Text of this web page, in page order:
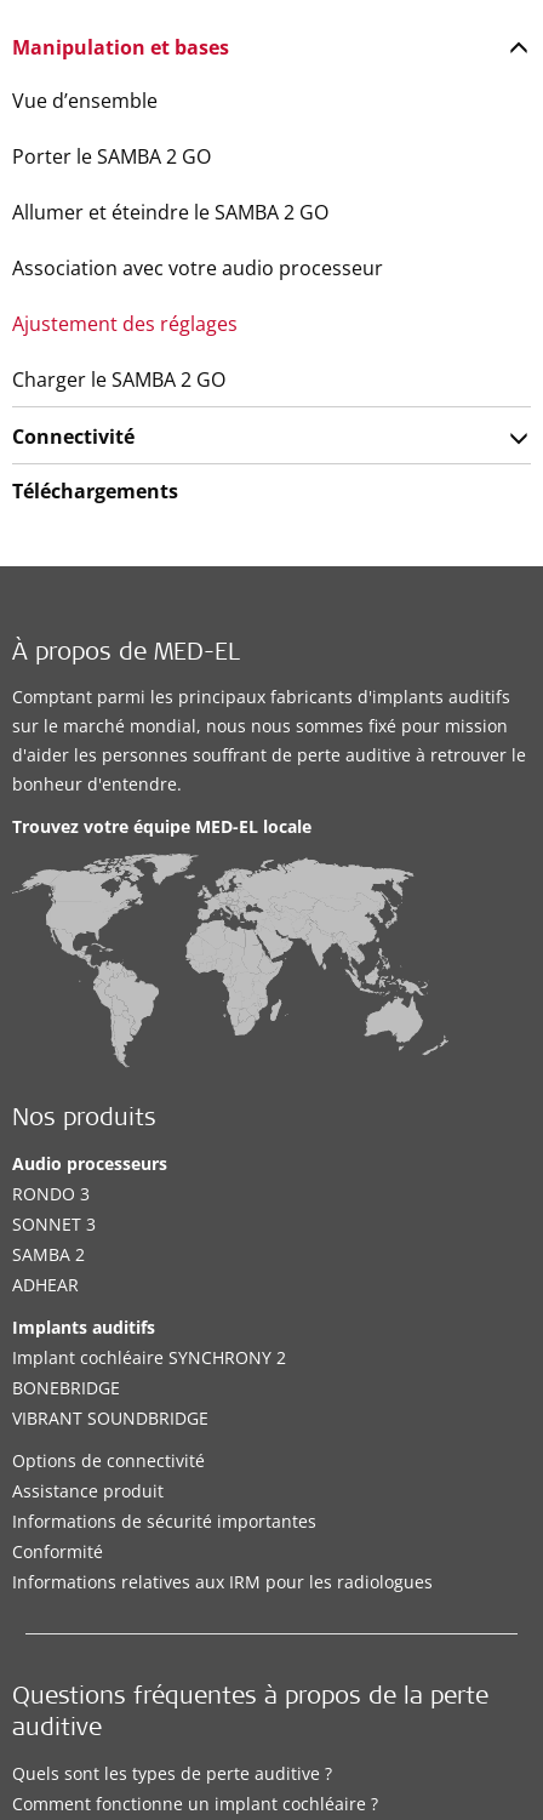
Manipulation et bases
Vue d’ensemble
Porter le SAMBA 2 GO
Allumer et éteindre le SAMBA 2 GO
Association avec votre audio processeur
Ajustement des réglages
Charger le SAMBA 2 GO
Connectivité
Téléchargements
À propos de MED-EL
Comptant parmi les principaux fabricants d'implants auditifs
sur le marché mondial, nous nous sommes fixé pour mission
d'aider les personnes souffrant de perte auditive à retrouver le
bonheur d'entendre.
Trouvez votre équipe MED-EL locale
Nos produits
Audio processeurs
RONDO 3
SONNET 3
SAMBA 2
ADHEAR
Implants auditifs
Implant cochléaire SYNCHRONY 2
BONEBRIDGE
VIBRANT SOUNDBRIDGE
Options de connectivité
Assistance produit
Informations de sécurité importantes
Conformité
Informations relatives aux IRM pour les radiologues
Questions fréquentes à propos de la perte
auditive
Quels sont les types de perte auditive ?
Comment fonctionne un implant cochléaire ?